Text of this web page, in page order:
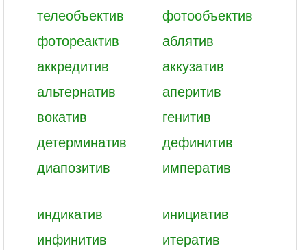
телеобъектив
фотообъектив
фотореактив
аблятив
аккредитив
аккузатив
альтернатив
аперитив
вокатив
генитив
детерминатив
дефинитив
диапозитив
императив
индикатив
инициатив
инфинитив
итератив